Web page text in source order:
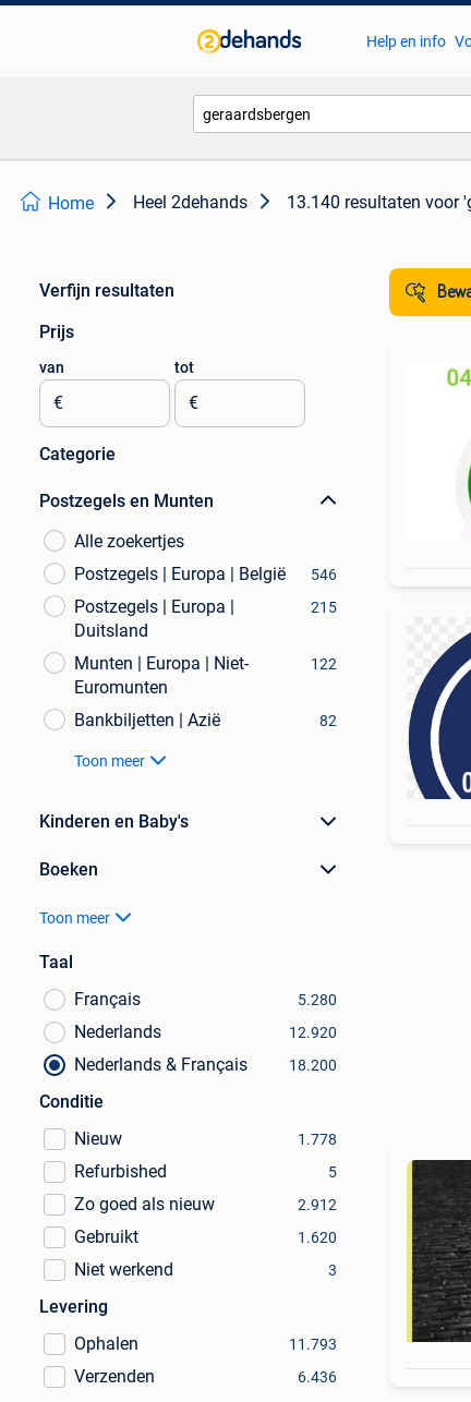
Help en info
Home Heel 2dehands 13.140 resultaten voor
Verfijn resultaten
Prijs
van
€
tot
€
Categorie
Postzegels en Munten
Alle zoekertjes
Postzegels | Europa | België
546
Postzegels | Europa |
Duitsland
215
Munten | Europa | Niet-
Euromunten
122
Bankbiljetten | Azië 82
Toon meer
Kinderen en Baby's
Boeken
Toon meer
Taal
Français
5.280
Nederlands 12.920
Nederlands & Français 18.200
Conditie
Nieuw
1.778
Refurbished 5
Zo goed als nieuw 2.912
Gebruikt 1.620
Niet werkend 3
Levering
Ophalen
11.793
Verzenden 6.436